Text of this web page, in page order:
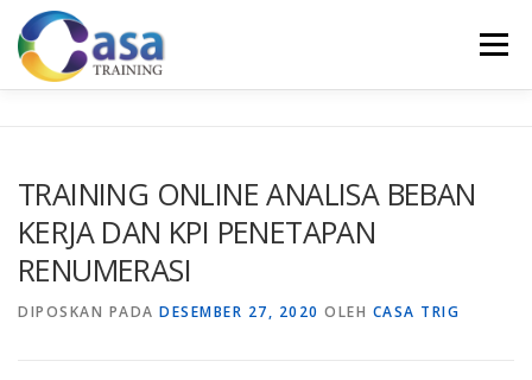
Lompat
konten
Menu
KONTAK KAMI SERTIFIKASI EVALUASI
TRAINING ONLINE ANALISA BEBAN
KERJA DAN KPI PENETAPAN
RENUMERASI
DIPOSKAN PADA DESEMBER 27, 2020 OLEH CASA TRIG